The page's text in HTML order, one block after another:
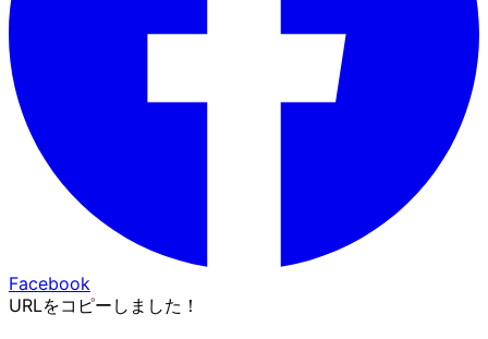
Facebook
URLをコピーしました！